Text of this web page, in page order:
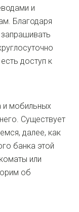
и
Благодаря
доступ к
и мобильных
Существует
далее, как
банка этой
или
об